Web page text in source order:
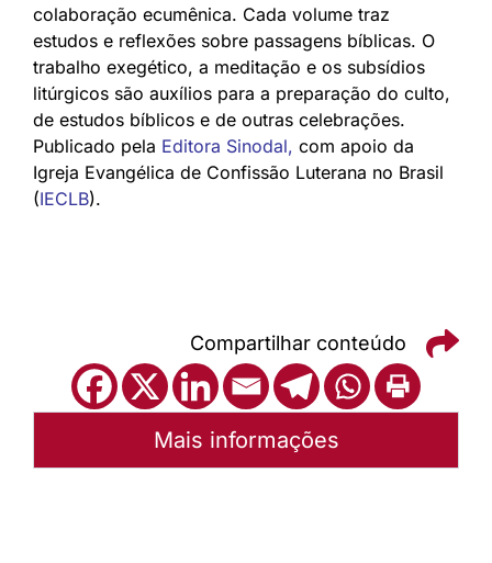
colaboração ecumênica. Cada volume traz
estudos e reflexões sobre passagens bíblicas. O
trabalho exegético, a meditação e os subsídios
litúrgicos são auxílios para a preparação do culto,
de estudos bíblicos e de outras celebrações.
Publicado pela Editora Sinodal, com apoio da
Igreja Evangélica de Confissão Luterana no Brasil
(IECLB).
Compartilhar conteúdo
Mais informações